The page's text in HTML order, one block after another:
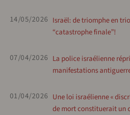
14/05/2026 Israël: de triomphe en
“catastrophe finale”!
07/04/2026 La police israélienne
manifestations
01/04/2026 Une loi israélienne «
de mort constituerait un